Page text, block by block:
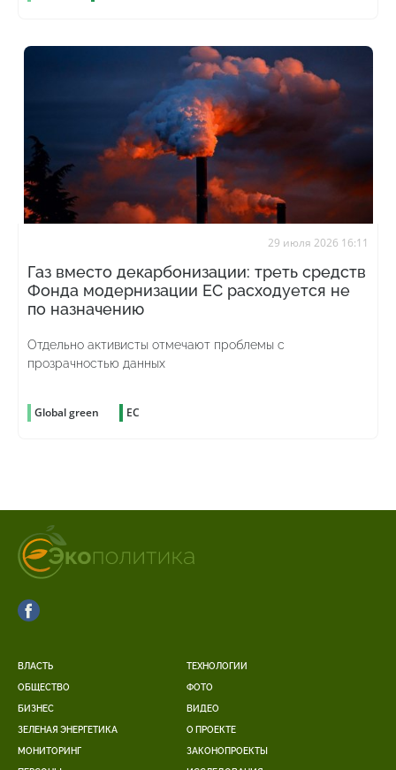
29 июля 2026 16:11
Газ вместо декарбонизации: треть средств
Фонда модернизации ЕС расходуется не
по назначению
Отдельно активисты отмечают проблемы с
прозрачностью данных
Global green ЕС
ВЛАСТЬ
ОБЩЕСТВО
БИЗНЕС
ЗЕЛЕНАЯ ЭНЕРГЕТИКА
МОНИТОРИНГ
ТЕХНОЛОГИИ
ФОТО
ВИДЕО
О ПРОЕКТЕ
ЗАКОНОПРОЕКТЫ